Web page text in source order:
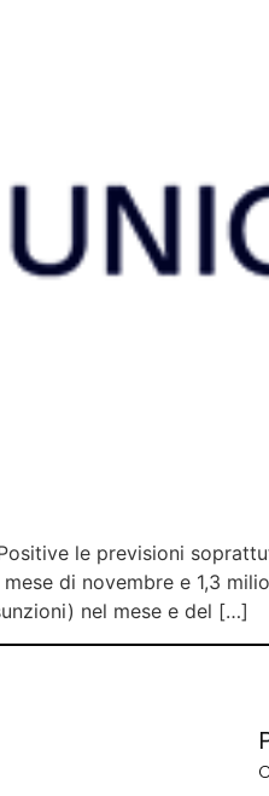
le previsioni
di novembre e 1,3
nel mese e del […]